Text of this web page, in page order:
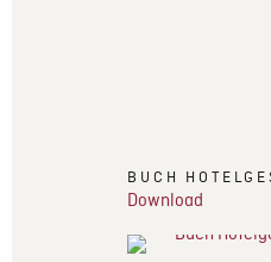
BUCH
Download